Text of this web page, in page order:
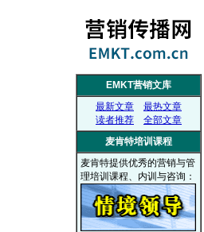
EMKT营销文库
最新文章
最热文章
读者推荐
全部文章
麦肯特培训课程
麦肯特提供优秀的营销与管
理培训课程、内训与咨询：